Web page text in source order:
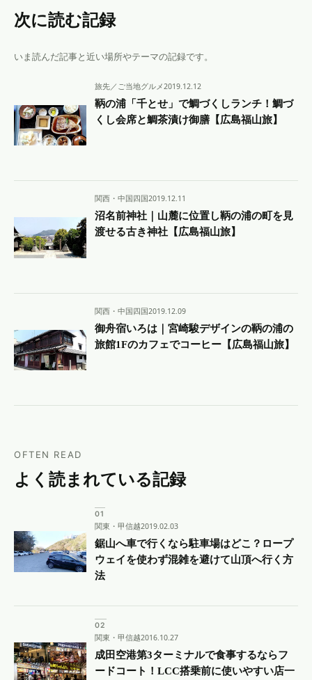
次に読む記録
いま読んだ記事と近い場所やテーマの記録です。
旅先／ご当地グルメ 2019.12.12
鞆の浦「千とせ」で鯛づくしランチ！鯛づ
くし会席と鯛茶漬け御膳【広島福山旅】
関西・中国四国2019.12.11
沼名前神社｜山麓に位置し鞆の浦の町を見
渡せる古き神社【広島福山旅】
関西・中国四国2019.12.09
御舟宿いろは｜宮崎駿デザインの鞆の浦の
旅館1Fのカフェでコーヒー【広島福山旅】
OFTEN READ
よく読まれている記録
関東・甲信越2019.02.03
鋸山へ車で行くなら駐車場はどこ？ロープ
ウェイを使わず混雑を避けて山頂へ行く方
法
関東・甲信越2016.10.27
成田空港第3ターミナルで食事するならフ
ードコート！LCC搭乗前に使いやすい店一